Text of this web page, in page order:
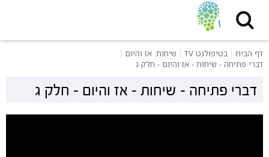
דף הבית בטיפולנט TV
שיחות: אז והיום
דברי פתיחה - שיחות - אז והיום - חלק ג
דברי פתיחה - שיחות - אז והיום - חלק ג